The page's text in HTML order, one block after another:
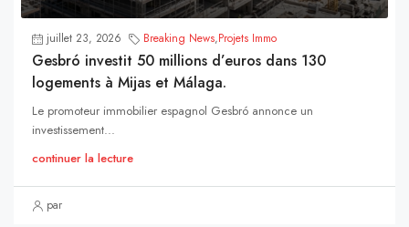
juillet 23, 2026 Breaking News,Projets Immo
Gesbró investit 50 millions d’euros dans 130
logements à Mijas et Málaga.
Le promoteur immobilier espagnol Gesbró annonce un
investissement...
continuer la lecture
par